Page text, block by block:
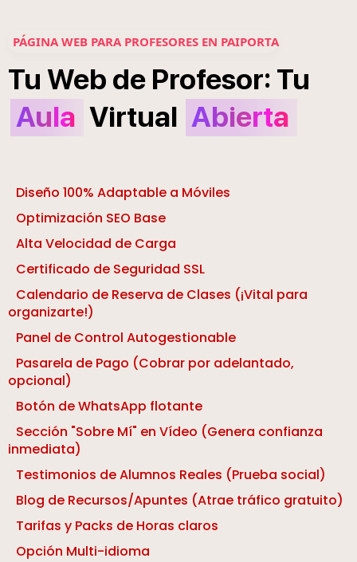
PÁGINA WEB PARA PROFESORES EN PAIPORTA
Tu Web de Profesor: Tu
Aula Virtual Abierta
Diseño 100% Adaptable a Móviles
Optimización SEO Base
Alta Velocidad de Carga
Certificado de Seguridad SSL
Calendario de Reserva de Clases (¡Vital para
organizarte!)
Panel de Control Autogestionable
Pasarela de Pago (Cobrar por adelantado,
opcional)
Botón de WhatsApp flotante
Sección "Sobre Mí" en Vídeo (Genera confianza
inmediata)
Testimonios de Alumnos Reales (Prueba social)
Blog de Recursos/Apuntes (Atrae tráfico gratuito)
Tarifas y Packs de Horas claros
Opción Multi-idioma